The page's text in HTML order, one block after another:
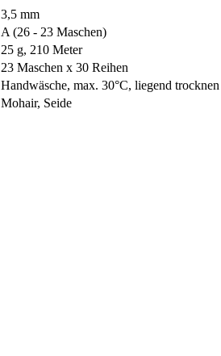
3,5 mm
A (26 - 23 Maschen)
25 g, 210 Meter
23 Maschen x 30 Reihen
Handwäsche, max. 30°C, liegend trocknen
Mohair, Seide